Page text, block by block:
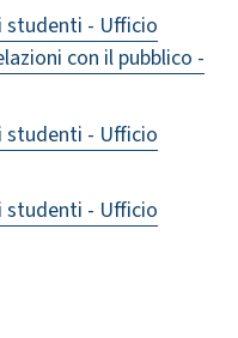
studenti - Ufficio
con il pubblico -
studenti - Ufficio
studenti - Ufficio